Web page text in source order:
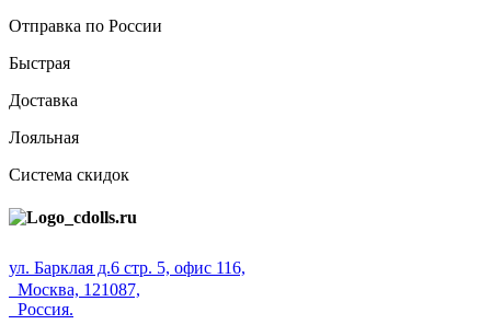
Отправка по России
Быстрая
Доставка
Лояльная
Система скидок
ул. Барклая д.6 стр. 5, офис 116,
Москва, 121087,
Россия.